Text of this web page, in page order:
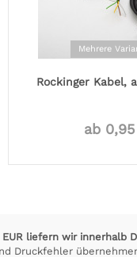
Mehrere
Rockinger Kabel,
ab
liefern wir innerhalb
Druckfehler